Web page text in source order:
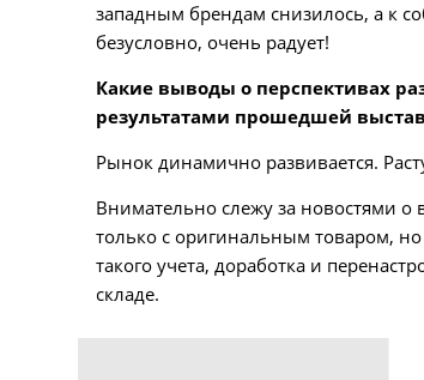
западным брендам снизилось, а к
безусловно, очень радует!
Какие выводы о перспективах
результатами прошедшей
Рынок динамично развивается.
Внимательно слежу за новостями о
только с оригинальным товаром,
такого учета, доработка и
складе.